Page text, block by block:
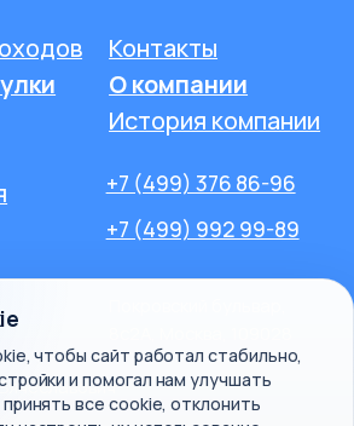
чтобы сайт работал стабильно,
и помогал нам улучшать
все cookie, отклонить